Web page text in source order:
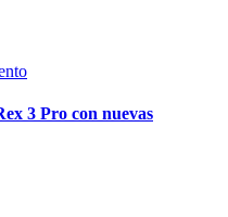
3 Pro con nuevas